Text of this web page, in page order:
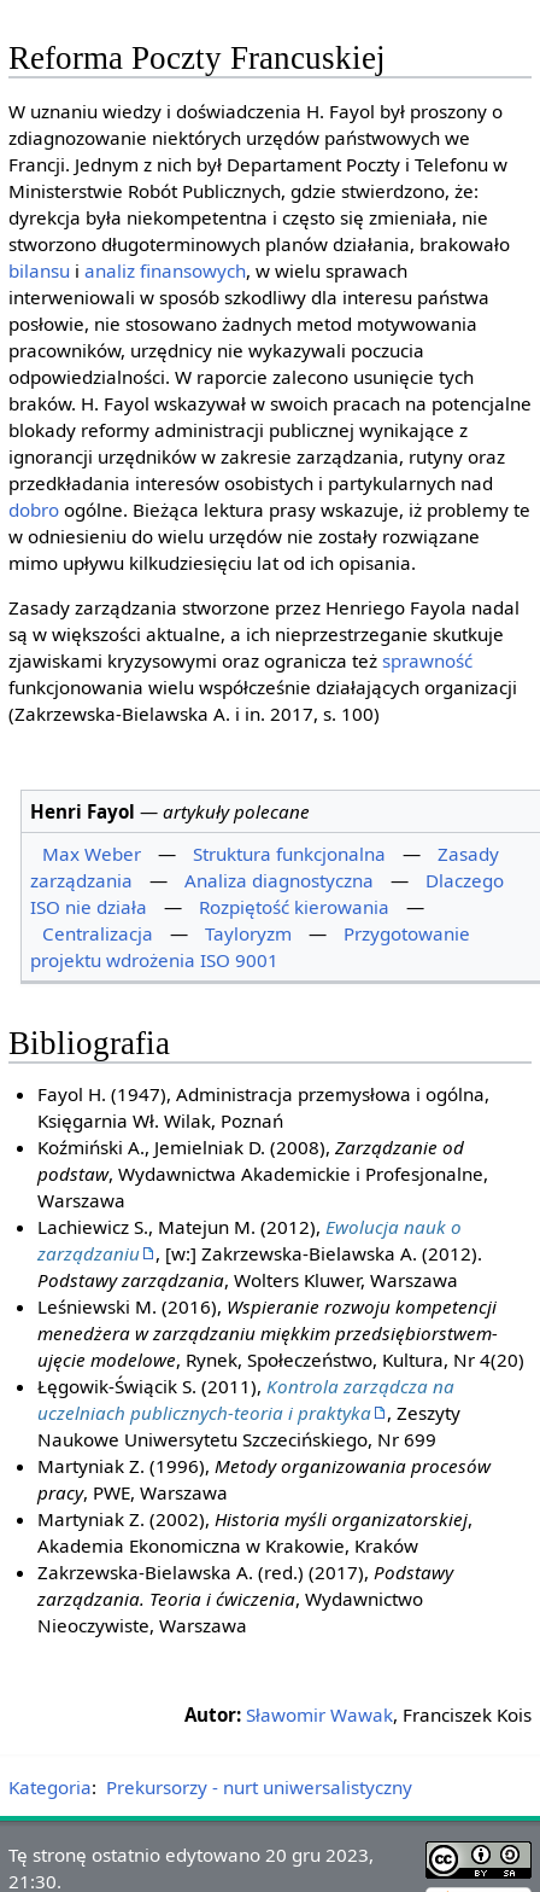
Reforma Poczty Francuskiej
W uznaniu wiedzy i doświadczenia H. Fayol był proszony o
zdiagnozowanie niektórych urzędów państwowych we
Francji. Jednym z nich był Departament Poczty i Telefonu w
Ministerstwie Robót Publicznych, gdzie stwierdzono, że:
dyrekcja była niekompetentna i często się zmieniała, nie
stworzono długoterminowych planów działania, brakowało
bilansu i analiz finansowych, w wielu sprawach
interweniowali w sposób szkodliwy dla interesu państwa
posłowie, nie stosowano żadnych metod motywowania
pracowników, urzędnicy nie wykazywali poczucia
odpowiedzialności. W raporcie zalecono usunięcie tych
braków. H. Fayol wskazywał w swoich pracach na potencjalne
blokady reformy administracji publicznej wynikające z
ignorancji urzędników w zakresie zarządzania, rutyny oraz
przedkładania interesów osobistych i partykularnych nad
dobroogólne. Bieżąca lektura prasy wskazuje, iż problemy te
w odniesieniu do wielu urzędów nie zostały rozwiązane
mimo upływu kilkudziesięciu lat od ich opisania.
Zasady zarządzania stworzone przez Henriego Fayola nadal
są w większości aktualne, a ich nieprzestrzeganie skutkuje
zjawiskami kryzysowymi oraz ogranicza też sprawność
funkcjonowania wielu współcześnie działających organizacji
(Zakrzewska-Bielawska A. i in. 2017, s. 100)
Henri Fayol —artykuły polecane
Max Weber
— Struktura funkcjonalna —
Zasady
zarządzania
— Analiza diagnostyczna —
Dlaczego
ISO nie działa
— Rozpiętość kierowania
—
Centralizacja
— Tayloryzm —
Przygotowanie
projektu wdrożenia ISO 9001
Bibliografia
Fayol H. (1947), Administracja przemysłowa i ogólna,
Księgarnia Wł. Wilak, Poznań
Koźmiński A., Jemielniak D. (2008),Zarządzanie od
podstaw, Wydawnictwa Akademickie i Profesjonalne,
Warszawa
Lachiewicz S., Matejun M. (2012), Ewolucja nauk o
zarządzaniu
, [w:] Zakrzewska-Bielawska A. (2012).
Podstawy zarządzania, Wolters Kluwer, Warszawa
Leśniewski M. (2016), Wspieranie rozwoju kompetencji
menedżera w zarządzaniu miękkim przedsiębiorstwem-
ujęcie modelowe, Rynek, Społeczeństwo, Kultura, Nr 4(20)
Łęgowik-Świącik S. (2011), Kontrola zarządcza na
uczelniach publicznych-teoria i praktyka
, Zeszyty
Naukowe Uniwersytetu Szczecińskiego, Nr 699
Martyniak Z. (1996), Metody organizowania procesów
pracy, PWE, Warszawa
Martyniak Z. (2002), Historia myśli organizatorskiej,
Akademia Ekonomiczna w Krakowie, Kraków
Zakrzewska-Bielawska A. (red.) (2017), Podstawy
zarządzania. Teoria i ćwiczenia, Wydawnictwo
Nieoczywiste, Warszawa
Autor:Sławomir Wawak, Franciszek Kois
Kategoria: Prekursorzy - nurt uniwersalistyczny
Tę stronę ostatnio edytowano 20 gru 2023,
21:30.